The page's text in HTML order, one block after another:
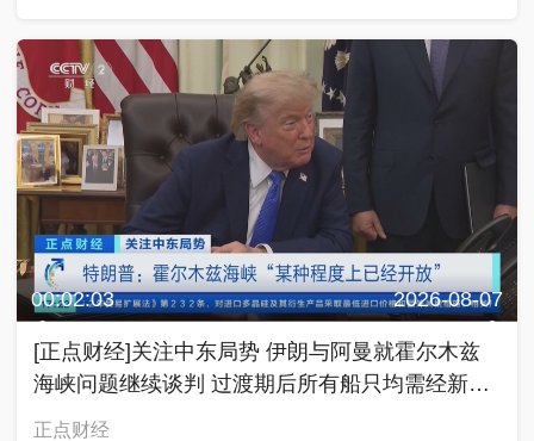
00:02:03 2026-08-07
[正点财经]关注中东局势 伊朗与阿曼就霍尔木兹
海峡问题继续谈判 过渡期后所有船只均需经新航
道通行
正点财经